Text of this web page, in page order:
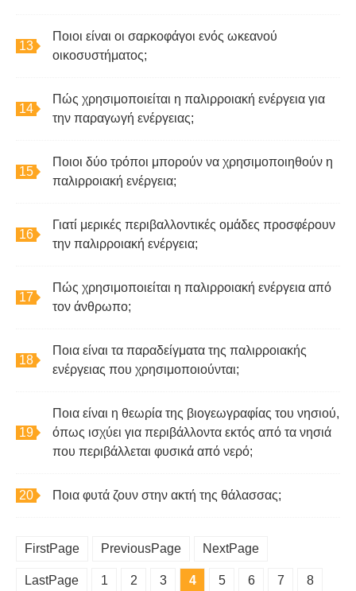
Ποιοι είναι οι σαρκοφάγοι ενός ωκεανού
οικοσυστήματος;
Πώς χρησιμοποιείται η παλιρροιακή ενέργεια για
την παραγωγή ενέργειας;
Ποιοι δύο τρόποι μπορούν να χρησιμοποιηθούν η
παλιρροιακή ενέργεια;
Γιατί μερικές περιβαλλοντικές ομάδες προσφέρουν
την παλιρροιακή ενέργεια;
Πώς χρησιμοποιείται η παλιρροιακή ενέργεια από
τον άνθρωπο;
Ποια είναι τα παραδείγματα της παλιρροιακής
ενέργειας που χρησιμοποιούνται;
Ποια είναι η θεωρία της βιογεωγραφίας του νησιού,
όπως ισχύει για περιβάλλοντα εκτός από τα νησιά
που περιβάλλεται φυσικά από νερό;
Ποια φυτά ζουν στην ακτή της θάλασσας;
FirstPage PreviousPage NextPage
LastPage 1 2 3 4 5 6 7 8